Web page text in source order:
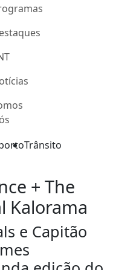
Trânsito
+ The
Kalorama
e Capitão